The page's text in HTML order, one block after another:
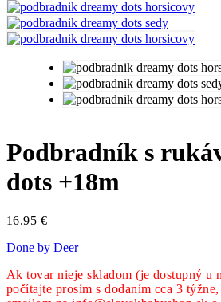
Podbradník s
dots +18m
16.95 €
Done by Deer
Ak tovar nieje skladom (je dostupný u
počítajte prosím s dodaním cca 3